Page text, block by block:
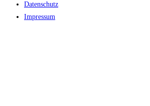
Datenschutz
Impressum